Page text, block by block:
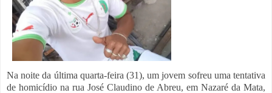
Na noite da última quarta-feira (31), um jovem sofreu uma tentativa
de homicídio na rua José Claudino de Abreu, em Nazaré da Mata,